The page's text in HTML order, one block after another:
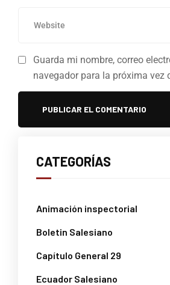
Guarda mi nombre, correo
navegador para la próxima vez
CATEGORÍAS
Animación inspectorial
Boletin Salesiano
Capítulo General 29
Ecuador Salesiano